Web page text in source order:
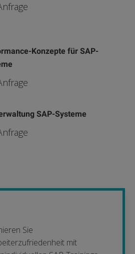
Konzepte für SAP-
SAP-Systeme
Sie
mit